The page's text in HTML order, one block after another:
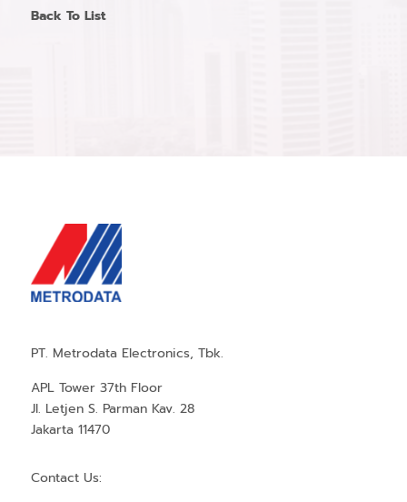
Back To List
PT. Metrodata Electronics, Tbk.
APL Tower 37th Floor
Jl. Letjen S. Parman Kav. 28
Jakarta 11470
Contact Us: